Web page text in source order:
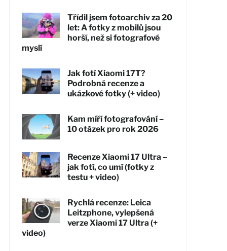
Třídil jsem fotoarchiv za 20
let: A fotky z mobilů jsou
horší, než si fotografové
myslí
Jak fotí Xiaomi 17T?
Podrobná recenze a
ukázkové fotky (+ video)
Kam míří fotografování –
10 otázek pro rok 2026
Recenze Xiaomi 17 Ultra –
jak fotí, co umí (fotky z
testu + video)
Rychlá recenze: Leica
Leitzphone, vylepšená
verze Xiaomi 17 Ultra (+
video)